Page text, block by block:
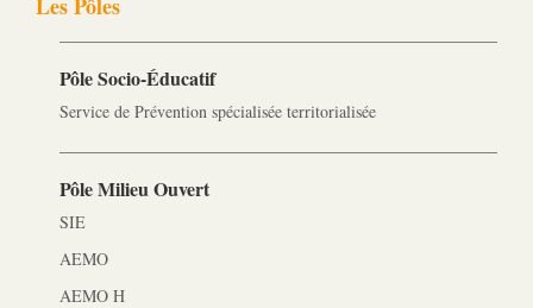
Pôle Socio-­Éducatif
Service de Prévention spécialisée territorialisée
Pôle Milieu Ouvert
SIE
AEMO
AEMO H